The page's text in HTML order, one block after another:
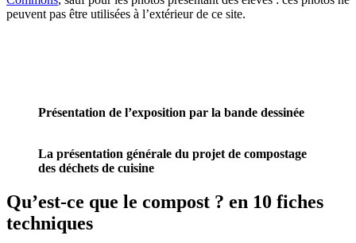
peuvent pas être utilisées à l’extérieur de ce site.
Présentation de l’exposition par la bande dessinée
La présentation générale du projet de compostage
des déchets de cuisine
Qu’est-ce que le compost ? en 10 fiches
techniques